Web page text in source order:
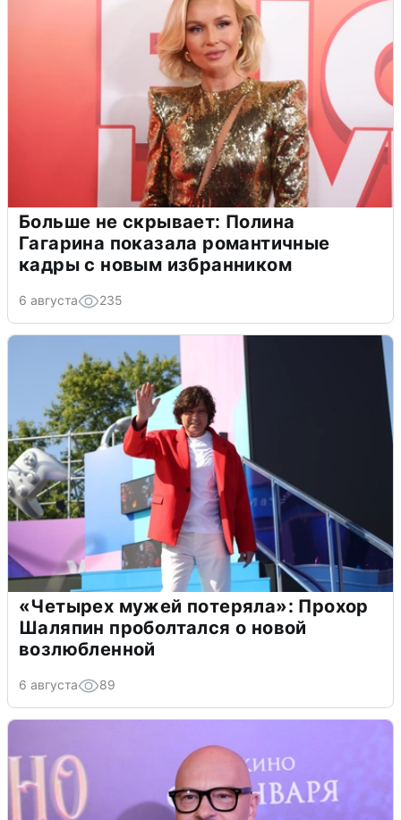
Больше не скрывает: Полина
Гагарина показала романтичные
кадры с новым избранником
6 августа 235
«Четырех мужей потеряла»: Прохор
Шаляпин проболтался о новой
возлюбленной
6 августа 89